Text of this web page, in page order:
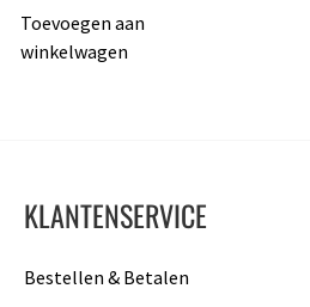
Toevoegen aan
winkelwagen
KLANTENSERVICE
Bestellen & Betalen